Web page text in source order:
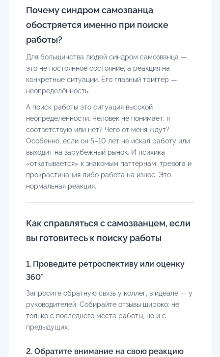
Почему синдром самозванца
обостряется именно при поиске
работы?
Для большинства людей синдром самозванца —
это не постоянное состояние, а реакция на
конкретные ситуации. Его главный триггер —
неопределённость.
А поиск работы это ситуация высокой
неопределённости. Человек не понимает: я
соответствую или нет? Чего от меня ждут?
Особенно, если он 5–10 лет не искал работу или
выходит на зарубежный рынок. И психика
«откатывается» к знакомым паттернам: тревога и
прокрастинация либо работа на износ. Это
нормальная реакция.
Как справляться с самозванцем, если
вы готовитесь к поиску работы
1. Проведите ретроспективу или оценку
360°
Запросите обратную связь у коллег, в идеале — у
руководителей. Собирайте отзывы широко: не
только с последнего места работы, но и с
предыдущих.
2. Обратите внимание на свою реакцию